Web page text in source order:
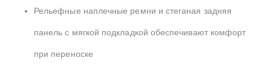
Рельефные наплечные ремни и стеганая задняя
панель с мягкой подкладкой обеспечивают комфорт
при переноске